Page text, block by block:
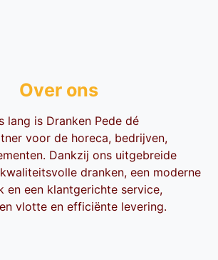
Over ons
lang is Dranken Pede dé
voor de horeca, bedrijven,
Dankzij ons uitgebreide
dranken, een moderne
en een klantgerichte service,
vlotte en efficiënte levering.